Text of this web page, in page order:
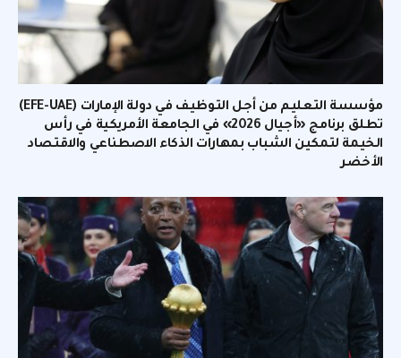
مؤسسة التعليم من أجل التوظيف في دولة الإمارات (EFE-UAE)
تطلق برنامج «أجيال 2026» في الجامعة الأمريكية في رأس
الخيمة لتمكين الشباب بمهارات الذكاء الاصطناعي والاقتصاد
الأخضر